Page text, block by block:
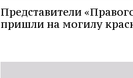
Представители
пришли на могилу